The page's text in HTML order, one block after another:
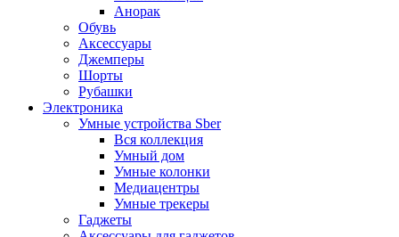
Анорак
Обувь
Аксессуары
Джемперы
Шорты
Рубашки
Электроника
Умные устройства Sber
Вся коллекция
Умный дом
Умные колонки
Медиацентры
Умные трекеры
Гаджеты